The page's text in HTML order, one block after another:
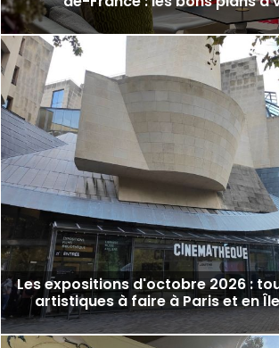
Les expositions d'octobre 2026 :
artistiques à faire à Paris et en